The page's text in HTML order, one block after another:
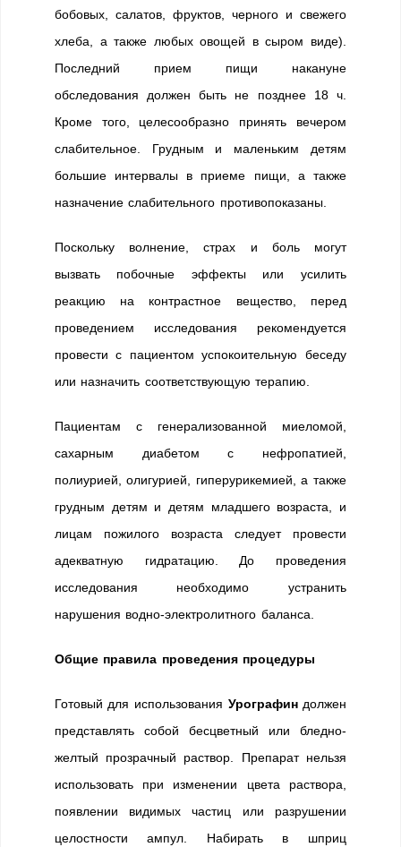
бобовых, салатов, фруктов, черного и свежего
хлеба, а также любых овощей в сыром виде).
Последний прием пищи накануне
обследования должен быть не позднее 18 ч.
Кроме того, целесообразно принять вечером
слабительное. Грудным и маленьким детям
большие интервалы в приеме пищи, а также
назначение слабительного противопоказаны.
Поскольку волнение, страх и боль могут
вызвать побочные эффекты или усилить
реакцию на контрастное вещество, перед
проведением исследования рекомендуется
провести с пациентом успокоительную беседу
или назначить соответствующую терапию.
Пациентам с генерализованной миеломой,
сахарным диабетом с нефропатией,
полиурией, олигурией, гиперурикемией, а также
грудным детям и детям младшего возраста, и
лицам пожилого возраста следует провести
адекватную гидратацию. До проведения
исследования необходимо устранить
нарушения водно-электролитного баланса.
Общие правила проведения процедуры
Готовый для использования Урографин должен
представлять собой бесцветный или бледно-
желтый прозрачный раствор. Препарат нельзя
использовать при изменении цвета раствора,
появлении видимых частиц или разрушении
целостности ампул. Набирать в шприц